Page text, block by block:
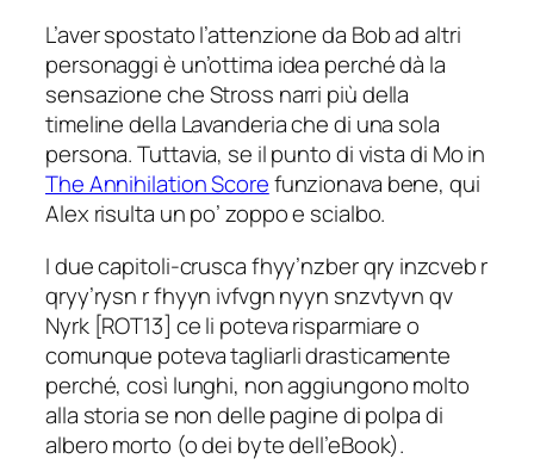
L’aver spostato l’attenzione da Bob ad altri
personaggi è un’ottima idea perché dà la
sensazione che Stross narri più della
timeline della Lavanderia che di una sola
persona. Tuttavia, se il punto di vista di Mo in
The Annihilation Scorefunzionava bene, qui
Alex risulta un po’ zoppo e scialbo.
I due capitoli-crusca fhyy’nzber qry inzcveb r
qryy’rysn r fhyyn ivfvgn nyyn snzvtyvn qv
Nyrk [ROT13] ce li poteva risparmiare o
comunque poteva tagliarli drasticamente
perché, così lunghi, non aggiungono molto
alla storia se non delle pagine di polpa di
albero morto (o dei byte dell’eBook).